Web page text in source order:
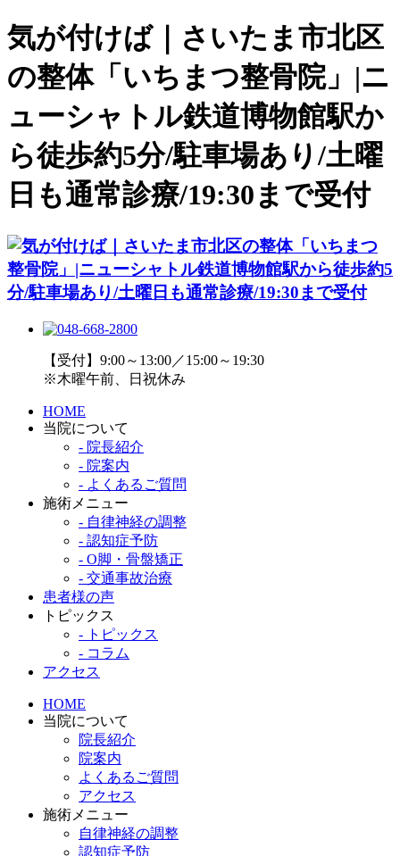
気が付けば｜さいたま市北区
の整体「いちまつ整骨院」|ニ
ューシャトル鉄道博物館駅か
ら徒歩約5分/駐車場あり/土曜
日も通常診療/19:30まで受付
【受付】9:00～13:00／15:00～19:30
※木曜午前、日祝休み
HOME
当院について
- 院長紹介
- 院案内
- よくあるご質問
施術メニュー
- 自律神経の調整
- 認知症予防
- O脚・骨盤矯正
- 交通事故治療
患者様の声
トピックス
- トピックス
- コラム
アクセス
HOME
当院について
院長紹介
院案内
よくあるご質問
アクセス
施術メニュー
自律神経の調整
認知症予防